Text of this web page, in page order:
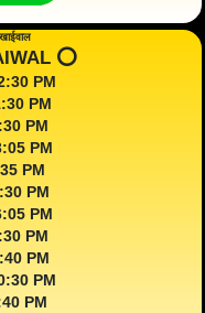
⭕️
PM
PM
PM
PM
PM
PM
PM
PM
PM
PM
PM